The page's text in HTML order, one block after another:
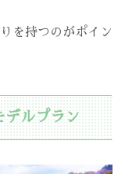
を持つのがポイン
デルプラン